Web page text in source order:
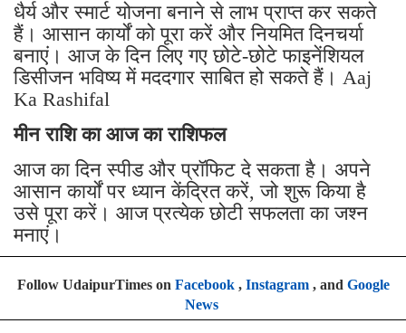
धैर्य और स्मार्ट योजना बनाने से लाभ प्राप्त कर सकते
हैं। आसान कार्यों को पूरा करें और नियमित दिनचर्या
बनाएं। आज के दिन लिए गए छोटे-छोटे फाइनेंशियल
डिसीजन भविष्य में मददगार साबित हो सकते हैं। Aaj
Ka Rashifal
मीन राशि का आज का राशिफल
आज का दिन स्पीड और प्रॉफिट दे सकता है। अपने
आसान कार्यों पर ध्यान केंद्रित करें, जो शुरू किया है
उसे पूरा करें। आज प्रत्येक छोटी सफलता का जश्न
मनाएं।
Follow UdaipurTimes on Facebook, Instagram, and Google
News